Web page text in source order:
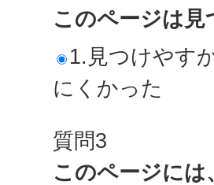
このページは
1.見つけやす
にくかった
質問3
このページに